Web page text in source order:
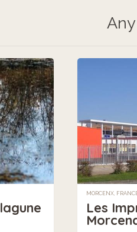
MORCENX,
Les